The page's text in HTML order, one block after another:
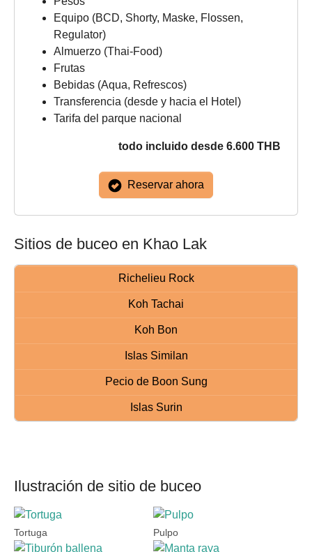
Equipo (BCD, Shorty, Maske, Flossen,
Regulator)
Almuerzo (Thai-Food)
Frutas
Bebidas (Aqua, Refrescos)
Transferencia (desde y hacia el Hotel)
Tarifa del parque nacional
todo incluido desde 6.600 THB
Reservar ahora
Sitios de buceo en Khao Lak
Richelieu Rock
Koh Tachai
Koh Bon
Islas Similan
Pecio de Boon Sung
Islas Surin
Ilustración de sitio de buceo
Tortuga Pulpo